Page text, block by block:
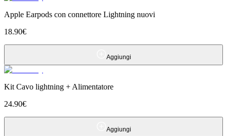
Apple Earpods con connettore Lightning nuovi
18.90€
Aggiungi
Kit Cavo lightning + Alimentatore
24.90€
Aggiungi